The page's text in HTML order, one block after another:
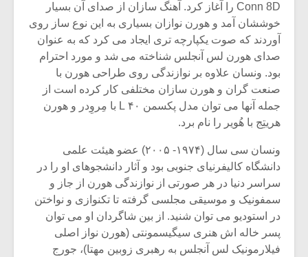
Conn 8D را آغاز کرد. آهنگ سازان از صدای آن بسیار
خوششان آمد و هورن نوازان بسیاری به این نوع ساز روی
آوردند که صوت یکپارچه تری ایجاد می کرد که به عنوان
صدای هورن لس آنجلس شناخته می شد و مورد احترام
بود. ونسان علاوه بر نوازندگی روی طراحی هورن با
صنعت گران و هورن سازان مختلفی کار کرده است از
جمله آنها می توان مدل پکسمن ۴۰ L با مِروِدر و هورن
هریتِج با هُویر را نام برد.
ونسان سی سال (۱۹۷۴- ۲۰۰۵) عضو هیئت علمی
دانشگاه کالیفرنیای جنوبی بود و آثار دانشجوهای او را در
سراسر دنیا در هر صورتی از نوازندگی هورن از جاز و
سمفونیک و موسیقی مجلسی گرفته تا تکنوازی و نواختن
در استودیو می توان شنید. از بین شاگردان او می توان
پسر خاله اش هنری سیگیسمونتی (هورن نواز اصلی
فیلارمونیک لس آنجلس به رهبری زوبین مهتا)، جورج